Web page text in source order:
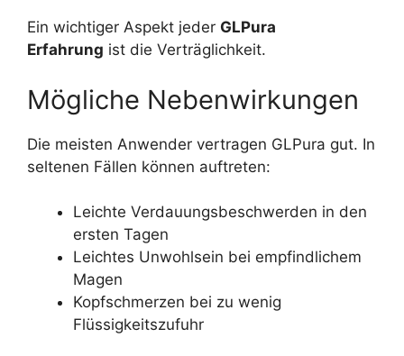
Ein wichtiger Aspekt jeder GLPura
Erfahrung ist die Verträglichkeit.
Mögliche Nebenwirkungen
Die meisten Anwender vertragen GLPura gut. In
seltenen Fällen können auftreten:
Leichte Verdauungsbeschwerden in den
ersten Tagen
Leichtes Unwohlsein bei empfindlichem
Magen
Kopfschmerzen bei zu wenig
Flüssigkeitszufuhr